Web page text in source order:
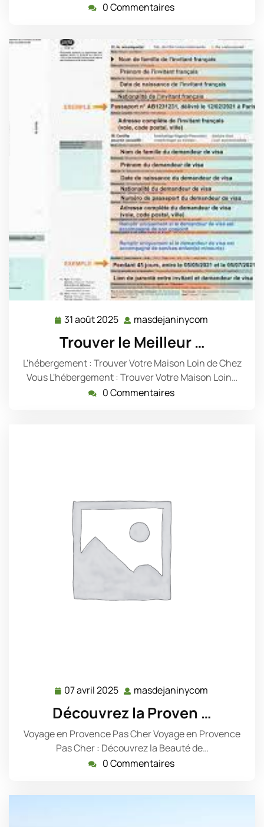
0 Commentaires
31 août 2025 31
août
2025
masdejaninycom
Trouver le Meilleur …
L'hébergement : Trouver Votre Maison Loin de Chez
Vous L'hébergement : Trouver Votre Maison Loin…
0 Commentaires
07 avril 2025 07
avril
2025
masdejaninycom
Découvrez la Proven …
Voyage en Provence Pas Cher Voyage en Provence
Pas Cher : Découvrez la Beauté de…
0 Commentaires